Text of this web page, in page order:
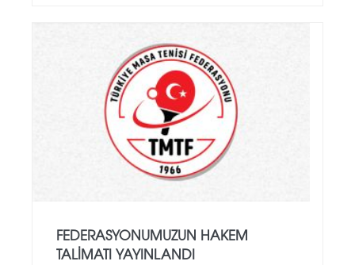
FEDERASYONUMUZUN HAKEM
TALIMATI YAYINLANDI